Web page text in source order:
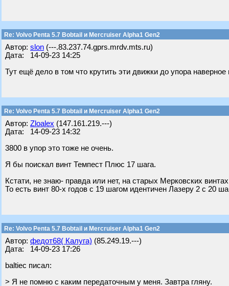
Re: Volvo Penta 5.7 Bobtail и Mercruiser Alpha1 Gen2
Автор: slon (---.83.237.74.gprs.mrdv.mts.ru)
Дата: 14-09-23 14:25
Тут ещё дело в том что крутить эти движки до упора наверное
Re: Volvo Penta 5.7 Bobtail и Mercruiser Alpha1 Gen2
Автор: Zloalex (147.161.219.---)
Дата: 14-09-23 14:32
3800 в упор это тоже не очень.
Я бы поискал винт Темпест Плюс 17 шага.
Кстати, не знаю- правда или нет, на старых Мерковских
То есть винт 80-х годов с 19 шагом идентичен Лазеру 2 с 20
Re: Volvo Penta 5.7 Bobtail и Mercruiser Alpha1 Gen2
Автор: федот68( Калуга) (85.249.19.---)
Дата: 14-09-23 17:26
baltiec писал:
> Я не помню с каким передаточным у меня. Завтра гляну.